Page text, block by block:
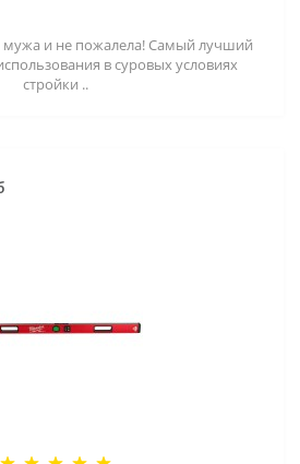
мужа и не пожалела! Самый лучший
в суровых условиях
стройки ..